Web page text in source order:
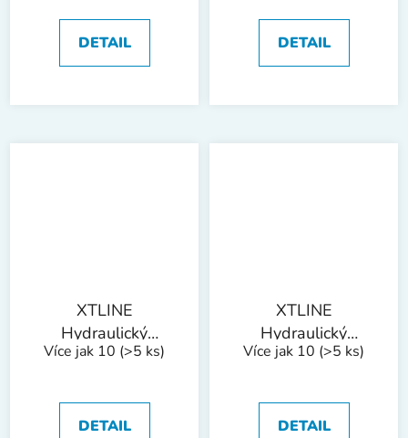
DETAIL DETAIL
XTLINE
Hydraulický
zvedák sloupkový |
Více jak 10 (>5 ks)
DETAIL
XTLINE
Hydraulický
zvedák sloupkový |
Více jak 10 (>5 ks)
DETAIL